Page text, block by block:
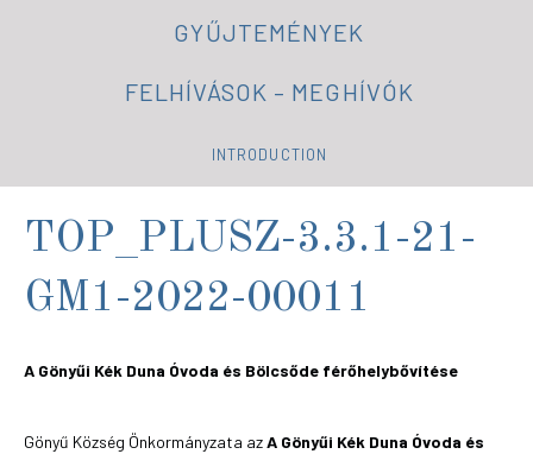
GYŰJTEMÉNYEK
FELHÍVÁSOK – MEGHÍVÓK
INTRODUCTION
TOP_PLUSZ-3.3.1-21-
GM1-2022-00011
A Gönyűi Kék Duna Óvoda és Bölcsőde férőhelybővítése
Gönyű Község Önkormányzata azA Gönyűi Kék Duna Óvoda és